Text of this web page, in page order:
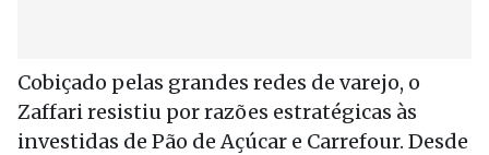
Cobiçado pelas grandes redes de varejo, o
Zaffari resistiu por razões estratégicas às
investidas de Pão de Açúcar e Carrefour. Desde